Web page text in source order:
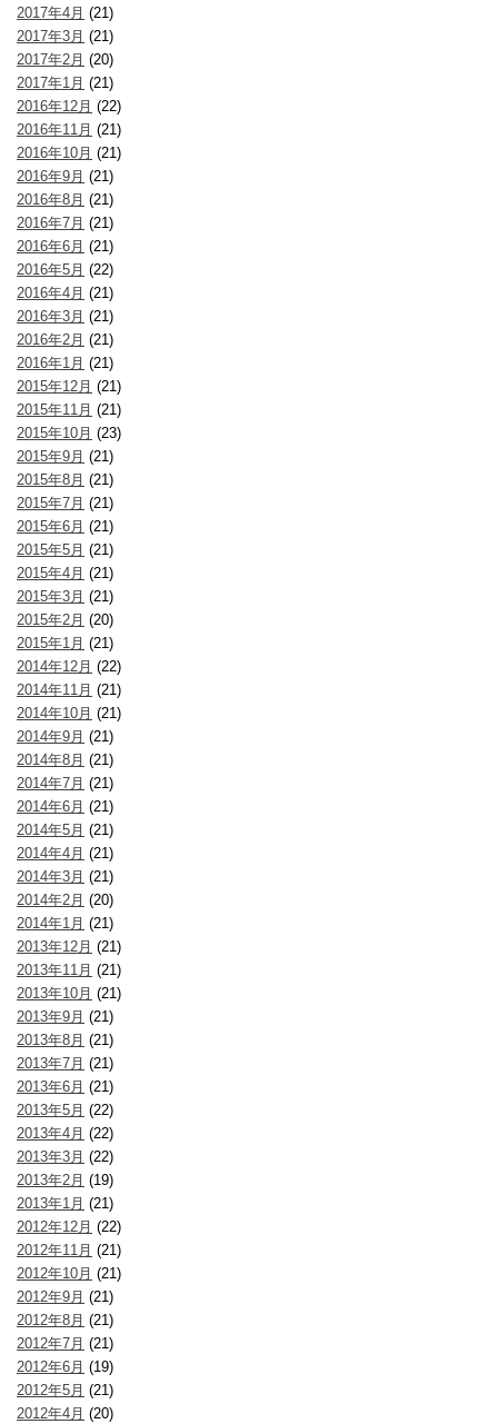
2017年4月 (21)
2017年3月 (21)
2017年2月 (20)
2017年1月 (21)
2016年12月 (22)
2016年11月 (21)
2016年10月 (21)
2016年9月 (21)
2016年8月 (21)
2016年7月 (21)
2016年6月 (21)
2016年5月 (22)
2016年4月 (21)
2016年3月 (21)
2016年2月 (21)
2016年1月 (21)
2015年12月 (21)
2015年11月 (21)
2015年10月 (23)
2015年9月 (21)
2015年8月 (21)
2015年7月 (21)
2015年6月 (21)
2015年5月 (21)
2015年4月 (21)
2015年3月 (21)
2015年2月 (20)
2015年1月 (21)
2014年12月 (22)
2014年11月 (21)
2014年10月 (21)
2014年9月 (21)
2014年8月 (21)
2014年7月 (21)
2014年6月 (21)
2014年5月 (21)
2014年4月 (21)
2014年3月 (21)
2014年2月 (20)
2014年1月 (21)
2013年12月 (21)
2013年11月 (21)
2013年10月 (21)
2013年9月 (21)
2013年8月 (21)
2013年7月 (21)
2013年6月 (21)
2013年5月 (22)
2013年4月 (22)
2013年3月 (22)
2013年2月 (19)
2013年1月 (21)
2012年12月 (22)
2012年11月 (21)
2012年10月 (21)
2012年9月 (21)
2012年8月 (21)
2012年7月 (21)
2012年6月 (19)
2012年5月 (21)
2012年4月 (20)